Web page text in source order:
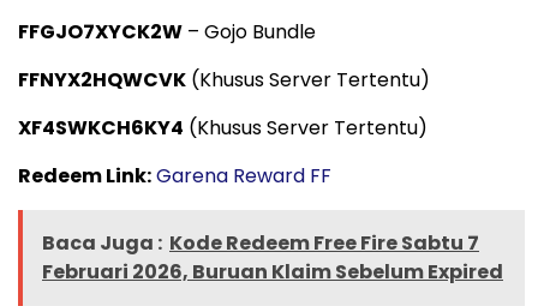
FFGJO7XYCK2W – Gojo Bundle
FFNYX2HQWCVK (Khusus Server Tertentu)
XF4SWKCH6KY4 (Khusus Server Tertentu)
Redeem Link:Garena Reward FF
Baca Juga : Kode Redeem Free Fire Sabtu 7
Februari 2026, Buruan Klaim Sebelum Expired